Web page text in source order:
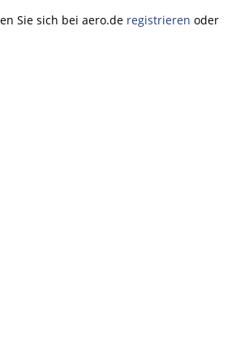
Sie sich bei aero.de registrieren oder